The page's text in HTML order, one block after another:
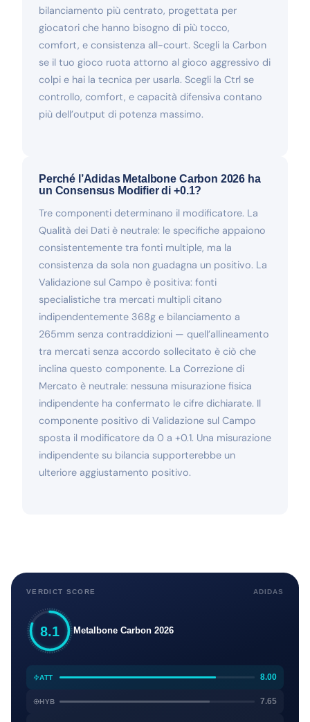
bilanciamento più centrato, progettata per
giocatori che hanno bisogno di più tocco,
comfort, e consistenza all-court. Scegli la Carbon
se il tuo gioco ruota attorno al gioco aggressivo di
colpi e hai la tecnica per usarla. Scegli la Ctrl se
controllo, comfort, e capacità difensiva contano
più dell’output di potenza massimo.
Perché l’Adidas Metalbone Carbon 2026 ha
un Consensus Modifier di +0.1?
Tre componenti determinano il modificatore. La
Qualità dei Dati è neutrale: le specifiche appaiono
consistentemente tra fonti multiple, ma la
consistenza da sola non guadagna un positivo. La
Validazione sul Campo è positiva: fonti
specialistiche tra mercati multipli citano
indipendentemente 368g e bilanciamento a
265mm senza contraddizioni — quell’allineamento
tra mercati senza accordo sollecitato è ciò che
inclina questo componente. La Correzione di
Mercato è neutrale: nessuna misurazione fisica
indipendente ha confermato le cifre dichiarate. Il
componente positivo di Validazione sul Campo
sposta il modificatore da 0 a +0.1. Una misurazione
indipendente su bilancia supporterebbe un
ulteriore aggiustamento positivo.
VERDICT SCORE ADIDAS
8.1 Metalbone Carbon 2026
ATT 8.00
HYB 7.65